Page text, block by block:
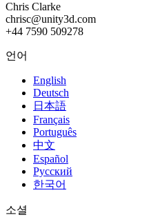
멀티플레이어 게임
Chris Clarke
chrisc@unity3d.com
+44 7590 509278
언어
English
Deutsch
日本語
Français
Português
中文
Español
Русский
한국어
소셜